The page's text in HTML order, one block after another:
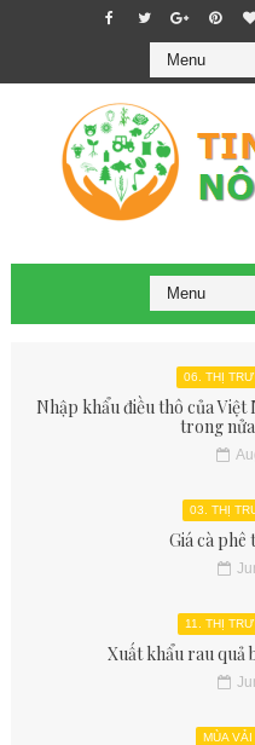
06. THỊ
Nhập khẩu điều thô của
trong
03. THỊ
Giá cà
11. THỊ
Xuất khẩu rau quả
MÙA